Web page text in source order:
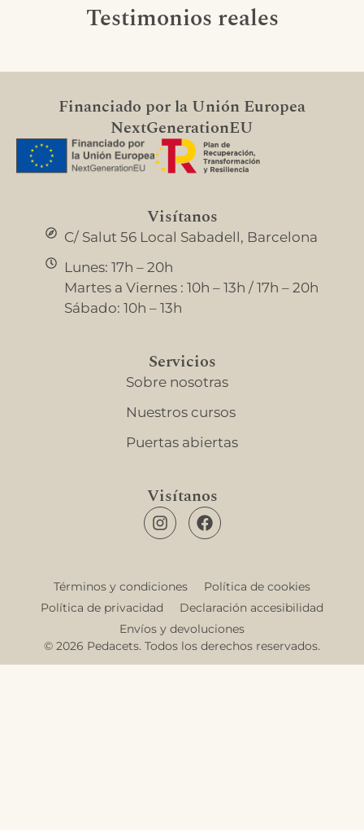
Testimonios reales
Financiado por la Unión Europea
NextGenerationEU
Visítanos
C/ Salut 56 Local Sabadell, Barcelona
Lunes: 17h – 20h
Martes a Viernes : 10h – 13h / 17h – 20h
Sábado: 10h – 13h
Servicios
Sobre nosotras
Nuestros cursos
Puertas abiertas
Visítanos
© 2026 Pedacets. Todos los derechos reservados.
Términos y condiciones
Política de cookies
Política de privacidad
Declaración accesibilidad
Envíos y devoluciones